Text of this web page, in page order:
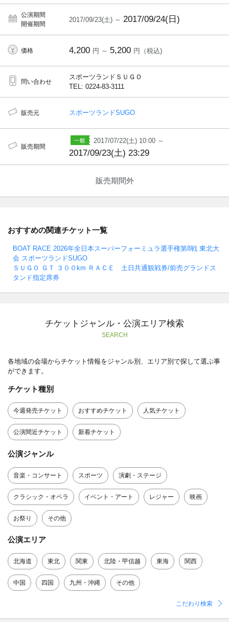
公演期間
開催期間
2017/09/23(土) ～ 2017/09/24(日)
価格 4,200 円 ～ 5,200 円（税込)
問い合わせ
スポーツランドＳＵＧＯ
TEL: 0224-83-3111
販売元 スポーツランドSUGO
販売期間
2017/07/22(土) 10:00 ～
2017/09/23(土) 23:29
販売期間外
おすすめの関連チケット一覧
BOAT RACE 2026年全日本スーパーフォーミュラ選手権第8戦 東北大
会 スポーツランドSUGO
ＳＵＧＯ ＧＴ ３００km ＲＡＣＥ 土日共通観戦券/前売グランドス
タンド指定席券
チケットジャンル・公演エリア検索
SEARCH
各地域の会場からチケット情報をジャンル別、エリア別で探して選ぶ事
ができます。
チケット種別
今週発売チケット おすすめチケット 人気チケット
公演間近チケット 新着チケット
公演ジャンル
音楽・コンサート スポーツ 演劇・ステージ
クラシック・オペラ イベント・アート レジャー 映画
お祭り その他
公演エリア
北海道 東北 関東 北陸・甲信越 東海 関西
中国 四国 九州・沖縄 その他
こだわり検索